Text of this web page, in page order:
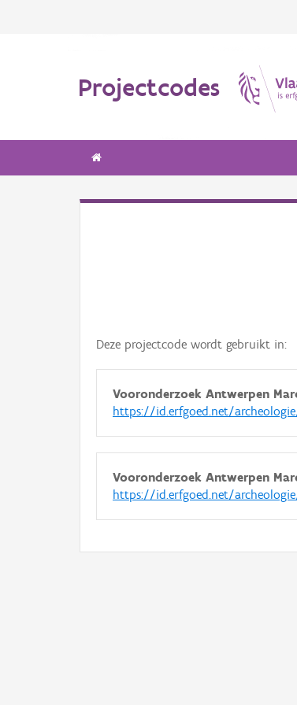
Projectcodes
Deze projectcode wordt gebruikt in:
Vooronderzoek Antwerpen
https://id.erfgoed.net/
Vooronderzoek Antwerpen
https://id.erfgoed.net/